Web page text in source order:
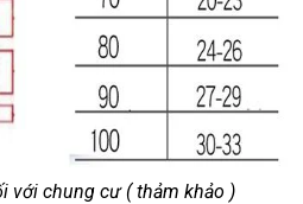
với chung cư ( thảm khảo )